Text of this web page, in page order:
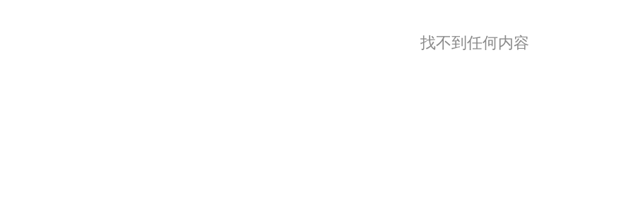
找不到任何内容